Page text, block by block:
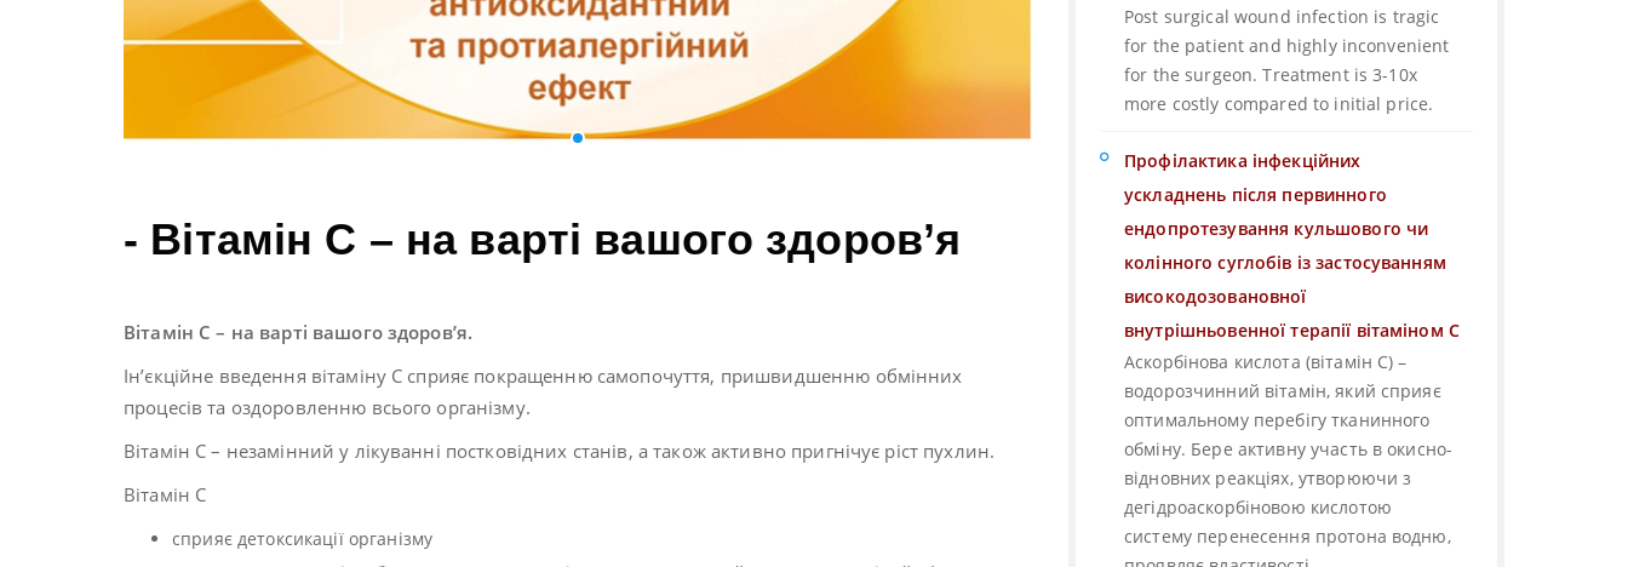
- Вітамін С – на варті вашого здоров’я
Вітамін С – на варті вашого здоров’я.
Ін’єкційне введення вітаміну С сприяє покращенню самопочуття, пришвидшенню обмінних
процесів та оздоровленню всього організму.
Вітамін С – незамінний у лікуванні постковідних станів, а також активно пригнічує ріст пухлин.
Вітамін С
сприяє детоксикації організму
Post surgical wound infection is tragic
for the patient and highly inconvenient
for the surgeon. Treatment is 3-10x
more costly compared to initial price.
Профілактика інфекційних
ускладнень після первинного
ендопротезування кульшового чи
колінного суглобів із застосуванням
високодозовановної
внутрішньовенної терапії вітаміном С
Аскорбінова кислота (вітамін С) –
водорозчинний вітамін, який сприяє
оптимальному перебігу тканинного
обміну. Бере активну участь в окисно-
відновних реакціях, утворюючи з
дегідроаскорбіновою кислотою
систему перенесення протона водню,